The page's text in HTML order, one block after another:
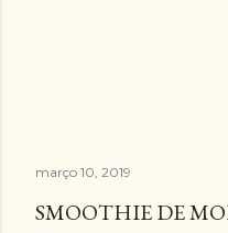
março 10, 2019
SMOOTHIE DE